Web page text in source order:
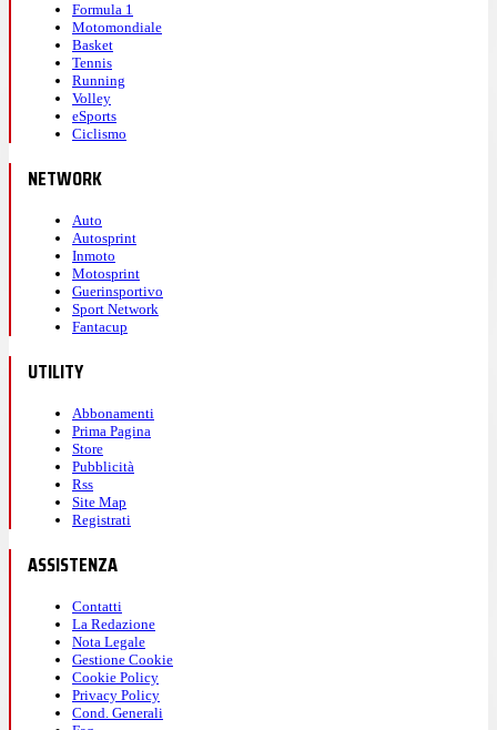
Formula 1
Motomondiale
Basket
Tennis
Running
Volley
eSports
Ciclismo
NETWORK
Auto
Autosprint
Inmoto
Motosprint
Guerinsportivo
Sport Network
Fantacup
UTILITY
Abbonamenti
Prima Pagina
Store
Pubblicità
Rss
Site Map
Registrati
ASSISTENZA
Contatti
La Redazione
Nota Legale
Gestione Cookie
Cookie Policy
Privacy Policy
Cond. Generali